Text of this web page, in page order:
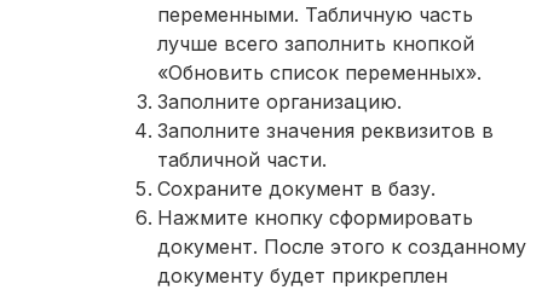
переменными. Табличную часть
лучше всего заполнить кнопкой
«Обновить список переменных».
Заполните организацию.
Заполните значения реквизитов в
табличной части.
Сохраните документ в базу.
Нажмите кнопку сформировать
документ. После этого к созданному
документу будет прикреплен